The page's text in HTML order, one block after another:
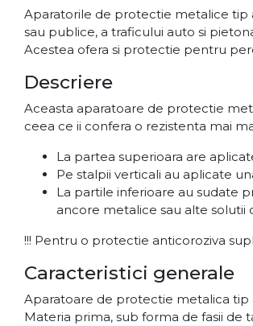
Aparatorile de protectie metalice tip
sau publice, a traficului auto si
Acestea ofera si protectie pentru
Descriere
Aceasta aparatoare de protectie
ceea ce ii confera o rezistenta mai
La partea superioara are
Pe stalpii verticali au aplicate
La partile inferioare au sudate
ancore metalice sau alte solutii
!!! Pentru o protectie anticoroziva
Caracteristici generale
Aparatoare de protectie metalica tip
Materia prima, sub forma de fasii